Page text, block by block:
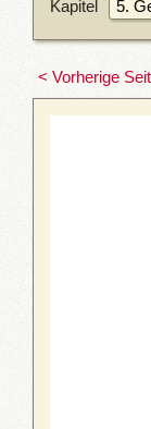
Kapitel
< Vorherige